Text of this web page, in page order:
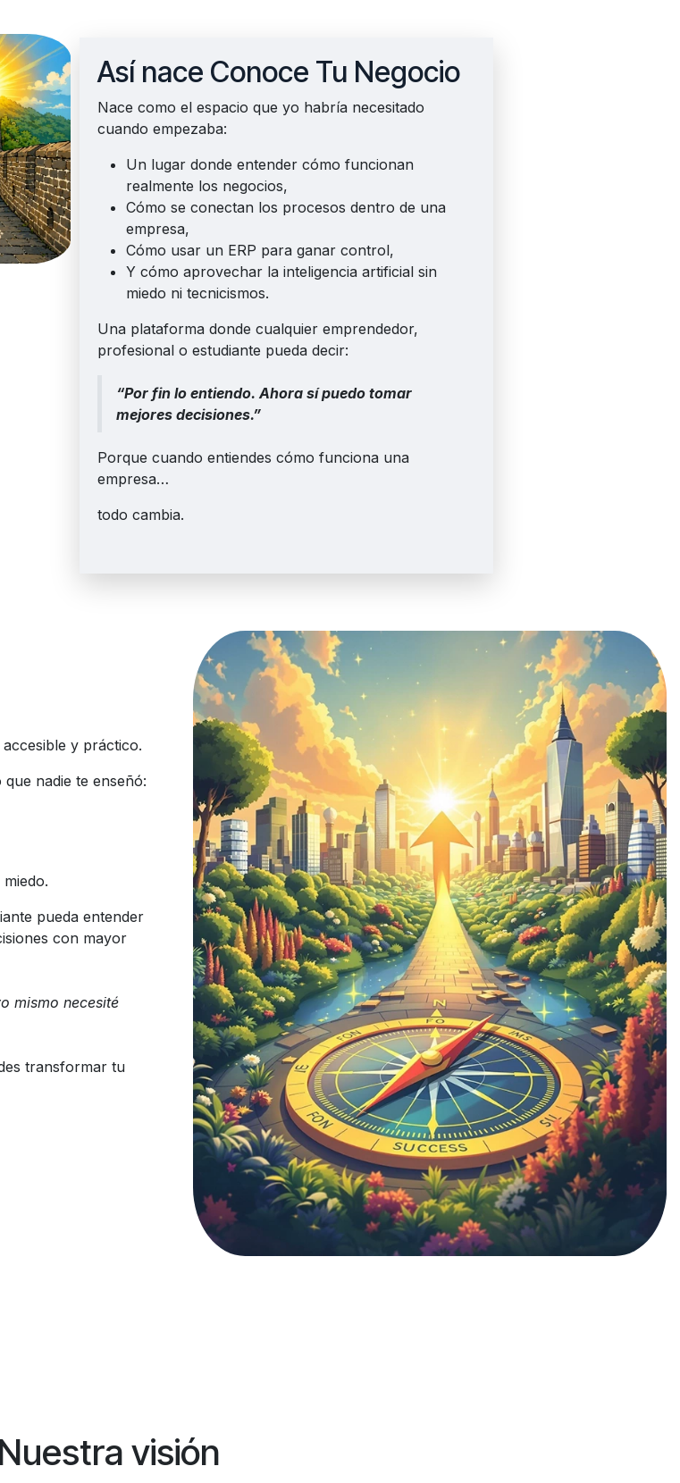
Así nace Conoce Tu Negocio
Nace como el espacio que yo habría necesitado
cuando empezaba:
Un lugar donde entender cómo funcionan
realmente los negocios,
Cómo se conectan los procesos dentro de una
empresa,
Cómo usar un ERP para ganar control,
Y cómo aprovechar la inteligencia artificial sin
miedo ni tecnicismos.
Una plataforma donde cualquier emprendedor,
profesional o estudiante pueda decir:
“Por fin lo entiendo. Ahora sí puedo tomar
mejores decisiones.”
Porque cuando entiendes cómo funciona una
empresa…
todo cambia.
y práctico.
nadie te enseñó:
pueda entender
con mayor
mismo necesité
transformar tu
Nuestra visión